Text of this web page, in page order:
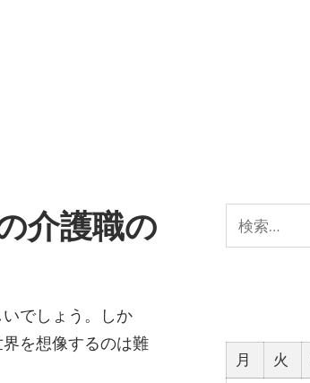
介護職の
でしょう。しか
を想像するのは難
索:
月
火